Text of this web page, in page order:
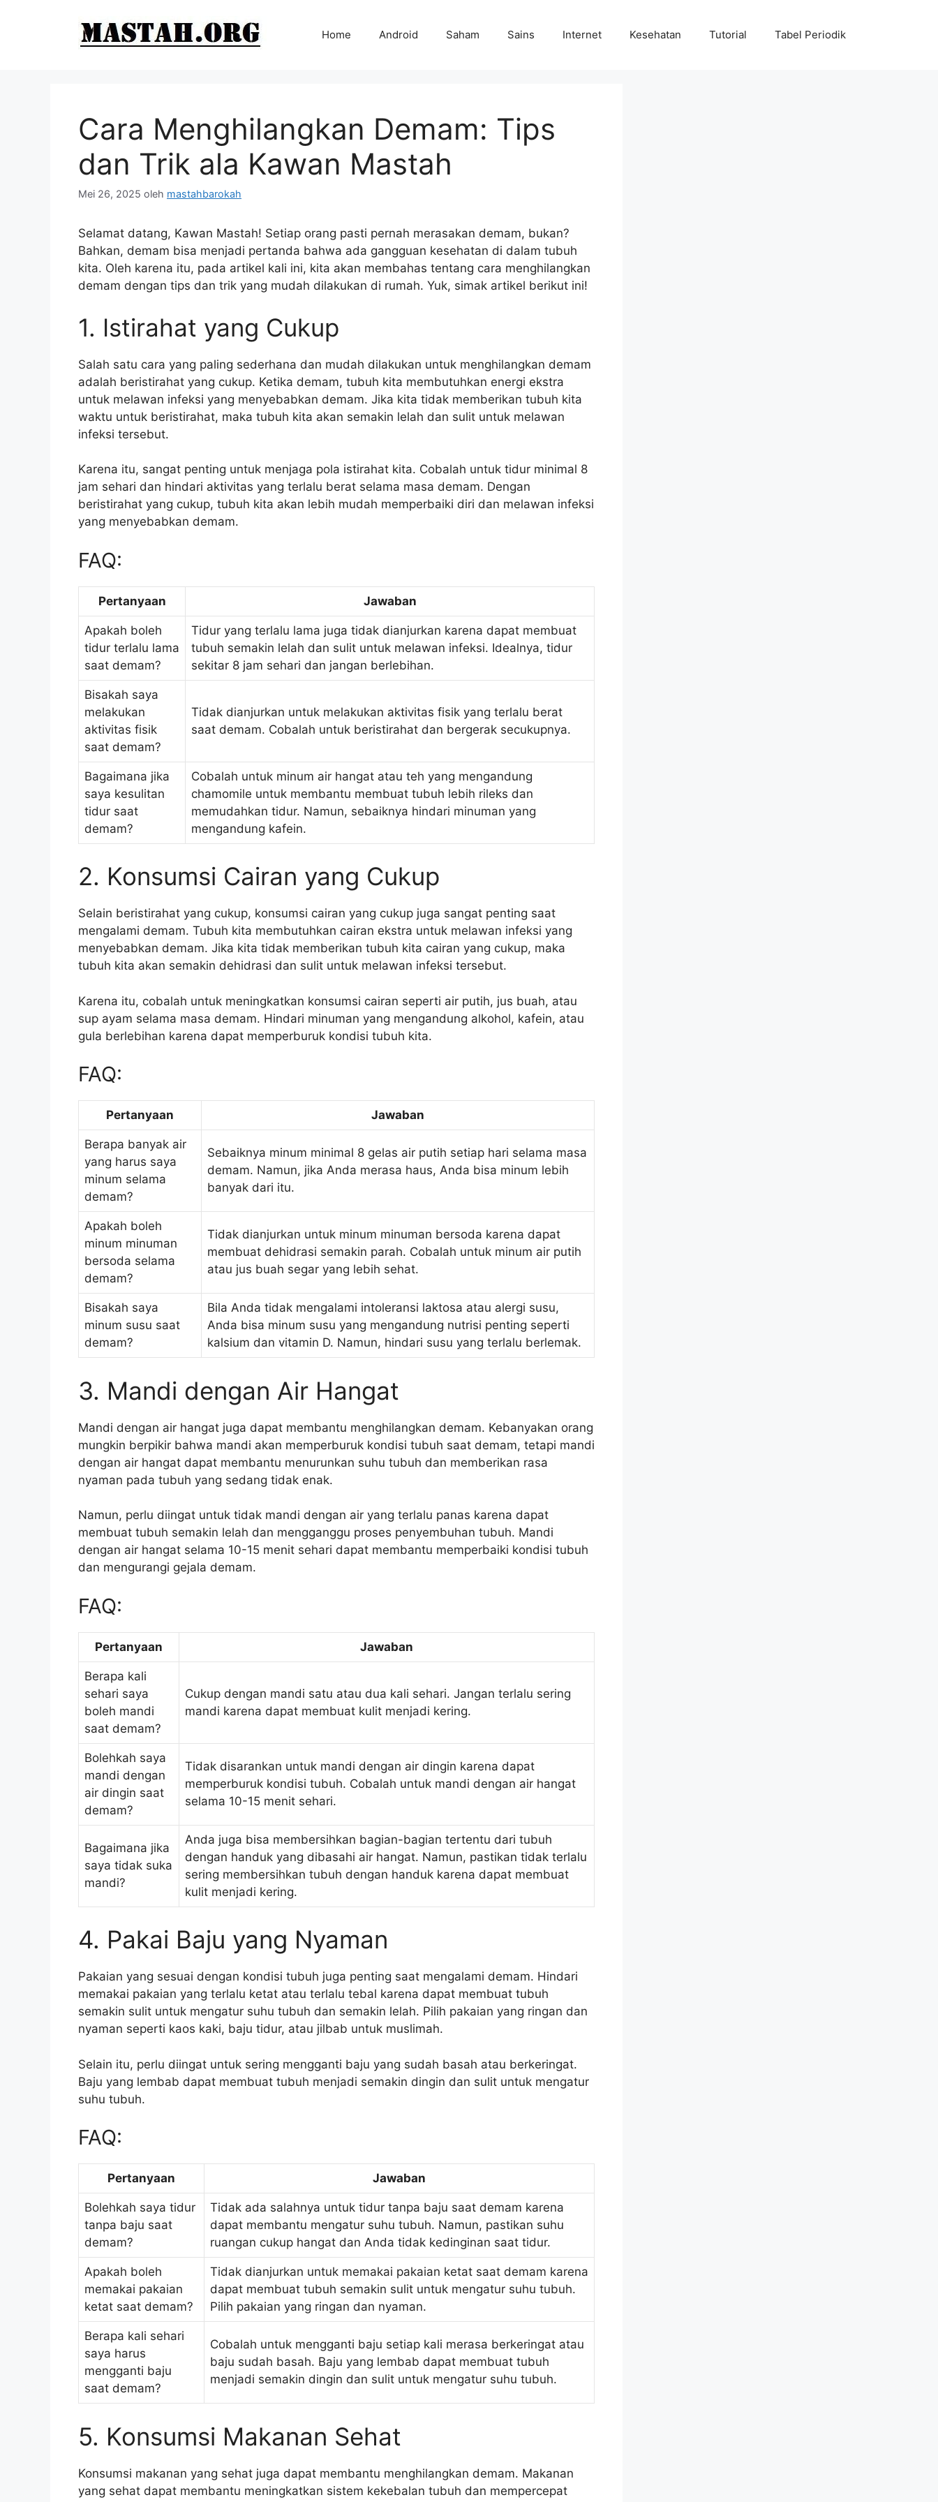
Home Android Saham Sains Internet Kesehatan Tutorial Tabel Periodik
Cara Menghilangkan Demam: Tips
dan Trik ala Kawan Mastah
Mei 26, 2025 oleh mastahbarokah
Selamat datang, Kawan Mastah! Setiap orang pasti pernah merasakan demam, bukan?
Bahkan, demam bisa menjadi pertanda bahwa ada gangguan kesehatan di dalam tubuh
kita. Oleh karena itu, pada artikel kali ini, kita akan membahas tentang cara menghilangkan
demam dengan tips dan trik yang mudah dilakukan di rumah. Yuk, simak artikel berikut ini!
1. Istirahat yang Cukup
Salah satu cara yang paling sederhana dan mudah dilakukan untuk menghilangkan demam
adalah beristirahat yang cukup. Ketika demam, tubuh kita membutuhkan energi ekstra
untuk melawan infeksi yang menyebabkan demam. Jika kita tidak memberikan tubuh kita
waktu untuk beristirahat, maka tubuh kita akan semakin lelah dan sulit untuk melawan
infeksi tersebut.
Karena itu, sangat penting untuk menjaga pola istirahat kita. Cobalah untuk tidur minimal 8
jam sehari dan hindari aktivitas yang terlalu berat selama masa demam. Dengan
beristirahat yang cukup, tubuh kita akan lebih mudah memperbaiki diri dan melawan infeksi
yang menyebabkan demam.
FAQ:
Pertanyaan Jawaban
Apakah boleh
tidur terlalu lama
saat demam?
Tidur yang terlalu lama juga tidak dianjurkan karena dapat membuat
tubuh semakin lelah dan sulit untuk melawan infeksi. Idealnya, tidur
sekitar 8 jam sehari dan jangan berlebihan.
Bisakah saya
melakukan
aktivitas fisik
saat demam?
Tidak dianjurkan untuk melakukan aktivitas fisik yang terlalu berat
saat demam. Cobalah untuk beristirahat dan bergerak secukupnya.
Bagaimana jika
saya kesulitan
tidur saat
demam?
Cobalah untuk minum air hangat atau teh yang mengandung
chamomile untuk membantu membuat tubuh lebih rileks dan
memudahkan tidur. Namun, sebaiknya hindari minuman yang
mengandung kafein.
2. Konsumsi Cairan yang Cukup
Selain beristirahat yang cukup, konsumsi cairan yang cukup juga sangat penting saat
mengalami demam. Tubuh kita membutuhkan cairan ekstra untuk melawan infeksi yang
menyebabkan demam. Jika kita tidak memberikan tubuh kita cairan yang cukup, maka
tubuh kita akan semakin dehidrasi dan sulit untuk melawan infeksi tersebut.
Karena itu, cobalah untuk meningkatkan konsumsi cairan seperti air putih, jus buah, atau
sup ayam selama masa demam. Hindari minuman yang mengandung alkohol, kafein, atau
gula berlebihan karena dapat memperburuk kondisi tubuh kita.
FAQ:
Pertanyaan Jawaban
Berapa banyak air
yang harus saya
minum selama
demam?
Sebaiknya minum minimal 8 gelas air putih setiap hari selama masa
demam. Namun, jika Anda merasa haus, Anda bisa minum lebih
banyak dari itu.
Apakah boleh
minum minuman
bersoda selama
demam?
Tidak dianjurkan untuk minum minuman bersoda karena dapat
membuat dehidrasi semakin parah. Cobalah untuk minum air putih
atau jus buah segar yang lebih sehat.
Bisakah saya
minum susu saat
demam?
Bila Anda tidak mengalami intoleransi laktosa atau alergi susu,
Anda bisa minum susu yang mengandung nutrisi penting seperti
kalsium dan vitamin D. Namun, hindari susu yang terlalu berlemak.
3. Mandi dengan Air Hangat
Mandi dengan air hangat juga dapat membantu menghilangkan demam. Kebanyakan orang
mungkin berpikir bahwa mandi akan memperburuk kondisi tubuh saat demam, tetapi mandi
dengan air hangat dapat membantu menurunkan suhu tubuh dan memberikan rasa
nyaman pada tubuh yang sedang tidak enak.
Namun, perlu diingat untuk tidak mandi dengan air yang terlalu panas karena dapat
membuat tubuh semakin lelah dan mengganggu proses penyembuhan tubuh. Mandi
dengan air hangat selama 10-15 menit sehari dapat membantu memperbaiki kondisi tubuh
dan mengurangi gejala demam.
FAQ:
Pertanyaan Jawaban
Berapa kali
sehari saya
boleh mandi
saat demam?
Cukup dengan mandi satu atau dua kali sehari. Jangan terlalu sering
mandi karena dapat membuat kulit menjadi kering.
Bolehkah saya
mandi dengan
air dingin saat
demam?
Tidak disarankan untuk mandi dengan air dingin karena dapat
memperburuk kondisi tubuh. Cobalah untuk mandi dengan air hangat
selama 10-15 menit sehari.
Bagaimana jika
saya tidak suka
mandi?
Anda juga bisa membersihkan bagian-bagian tertentu dari tubuh
dengan handuk yang dibasahi air hangat. Namun, pastikan tidak terlalu
sering membersihkan tubuh dengan handuk karena dapat membuat
kulit menjadi kering.
4. Pakai Baju yang Nyaman
Pakaian yang sesuai dengan kondisi tubuh juga penting saat mengalami demam. Hindari
memakai pakaian yang terlalu ketat atau terlalu tebal karena dapat membuat tubuh
semakin sulit untuk mengatur suhu tubuh dan semakin lelah. Pilih pakaian yang ringan dan
nyaman seperti kaos kaki, baju tidur, atau jilbab untuk muslimah.
Selain itu, perlu diingat untuk sering mengganti baju yang sudah basah atau berkeringat.
Baju yang lembab dapat membuat tubuh menjadi semakin dingin dan sulit untuk mengatur
suhu tubuh.
FAQ:
Pertanyaan Jawaban
Bolehkah saya tidur
tanpa baju saat
demam?
Tidak ada salahnya untuk tidur tanpa baju saat demam karena
dapat membantu mengatur suhu tubuh. Namun, pastikan suhu
ruangan cukup hangat dan Anda tidak kedinginan saat tidur.
Apakah boleh
memakai pakaian
ketat saat demam?
Tidak dianjurkan untuk memakai pakaian ketat saat demam karena
dapat membuat tubuh semakin sulit untuk mengatur suhu tubuh.
Pilih pakaian yang ringan dan nyaman.
Berapa kali sehari
saya harus
mengganti baju
saat demam?
Cobalah untuk mengganti baju setiap kali merasa berkeringat atau
baju sudah basah. Baju yang lembab dapat membuat tubuh
menjadi semakin dingin dan sulit untuk mengatur suhu tubuh.
5. Konsumsi Makanan Sehat
Konsumsi makanan yang sehat juga dapat membantu menghilangkan demam. Makanan
yang sehat dapat membantu meningkatkan sistem kekebalan tubuh dan mempercepat